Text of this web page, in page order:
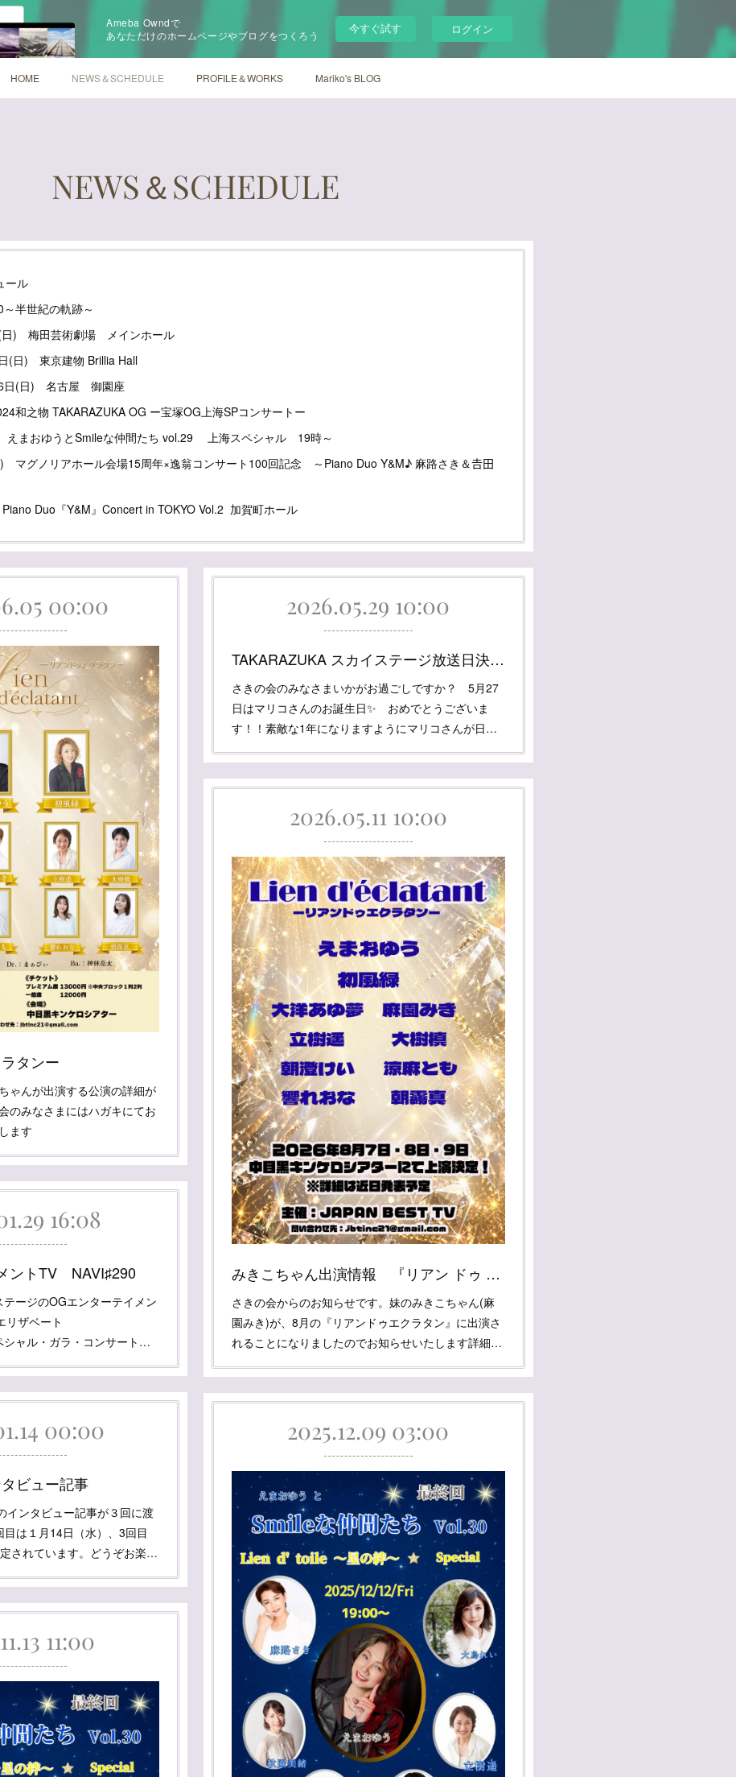
Ameba Owndで
あなただけのホームページやブログをつくろう
今すぐ試す ログイン
HOME NEWS＆SCHEDULE PROFILE＆WORKS Mariko's BLOG
NEWS＆SCHEDULE
ール
半世紀の軌跡～
) 梅田芸術劇場 メインホール
(日) 東京建物 Brillia Hall
日(日) 名古屋 御園座
之物 TAKARAZUKA OG ー宝塚OG上海SPコンサートー
まおゆうとSmileな仲間たち vol.29 上海スペシャル 19時～
グノリアホール会場15周年×逸翁コンサート100回記念 ～Piano Duo Y&M♪ 麻路さき＆𠮷田
Duo『Y&M』Concert in TOKYO Vol.2 加賀町ホール
00:00
タンー
ゃんが出演する公演の詳細が
のみなさまにはハガキにてお
ます
2026.05.29 10:00
TAKARAZUKA スカイステージ放送日決定！
さきの会のみなさまいかがお過ごしですか？ 5月27
日はマリコさんのお誕生日✨ おめでとうございま
す！！素敵な1年になりますようにマリコさんが日…
2026.05.11 10:00
みきこちゃん出演情報 『リアン ドゥ エクラタン』
さきの会からのお知らせです。妹のみきこちゃん(麻
園みき)が、8月の『リアンドゥエクラタン』に出演さ
れることになりましたのでお知らせいたします詳細…
16:08
ントTV NAVI♯290
ージのOGエンターテイメン
リザベート
シャル・ガラ・コンサート…
00:00
ビュー記事
インタビュー記事が３回に渡
は１月14日（水）、3回目
されています。どうぞお楽…
2025.12.09 03:00
11:00